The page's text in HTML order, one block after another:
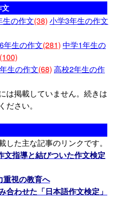
文
生の作文(38) 小学3年生の作文
年生の作文(281) 中学1年生の
(100)
生の作文(68) 高校2年生の作
は掲載していません。続きは
ださい。
た主な記事のリンクです。
指導と結びついた作文検定
重視の教育へ
わせた「日本語作文検定」